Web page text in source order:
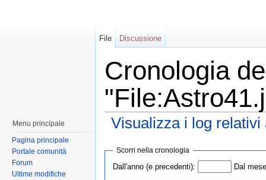
Cronologia
Visualizza i log relativi
Scorri nella cronologia
Dall'anno (e precedenti): Dal
File Discussione
Menu principale
Pagina principale
Portale comunità
Forum
Ultime modifiche